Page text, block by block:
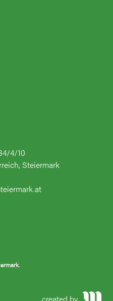
4/10
Steiermark
.
created by